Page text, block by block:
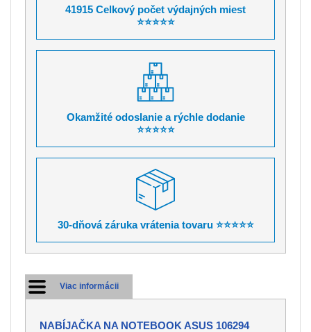
41915 Celkový počet výdajných miest
⭐⭐⭐⭐⭐
Okamžité odoslanie a rýchle dodanie
⭐⭐⭐⭐⭐
30-dňová záruka vrátenia tovaru ⭐⭐⭐⭐⭐
Viac informácii
NABÍJAČKA NA NOTEBOOK ASUS 106294